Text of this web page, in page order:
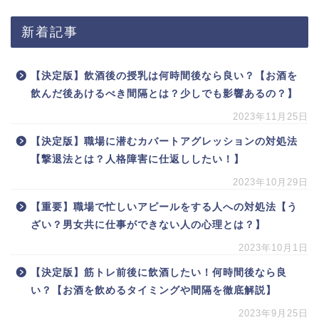
新着記事
【決定版】飲酒後の授乳は何時間後なら良い？【お酒を
飲んだ後あけるべき間隔とは？少しでも影響あるの？】
2023年11月25日
【決定版】職場に潜むカバートアグレッションの対処法
【撃退法とは？人格障害に仕返ししたい！】
2023年10月29日
【重要】職場で忙しいアピールをする人への対処法【う
ざい？男女共に仕事ができない人の心理とは？】
2023年10月1日
【決定版】筋トレ前後に飲酒したい！何時間後なら良
い？【お酒を飲めるタイミングや間隔を徹底解説】
2023年9月25日